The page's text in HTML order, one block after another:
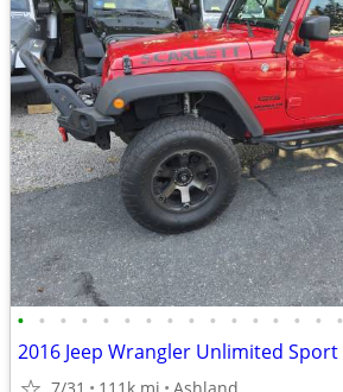
• • • • • • • • • • • • • • • •
2016 Jeep Wrangler Unlimited Sport